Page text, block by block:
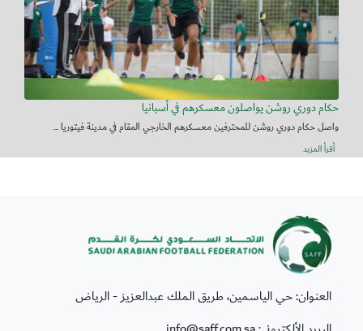
حكام دوري روشن يواصلون معسكرهم في أسبانيا
واصل حكام دوري روشن للمحترفين معسكرهم الخارجي المقام في مدينة فيتوريا ...
أقرأ المزيد
العنوان: حي الياسمين، طريق الملك عبدالعزيز - الرياض